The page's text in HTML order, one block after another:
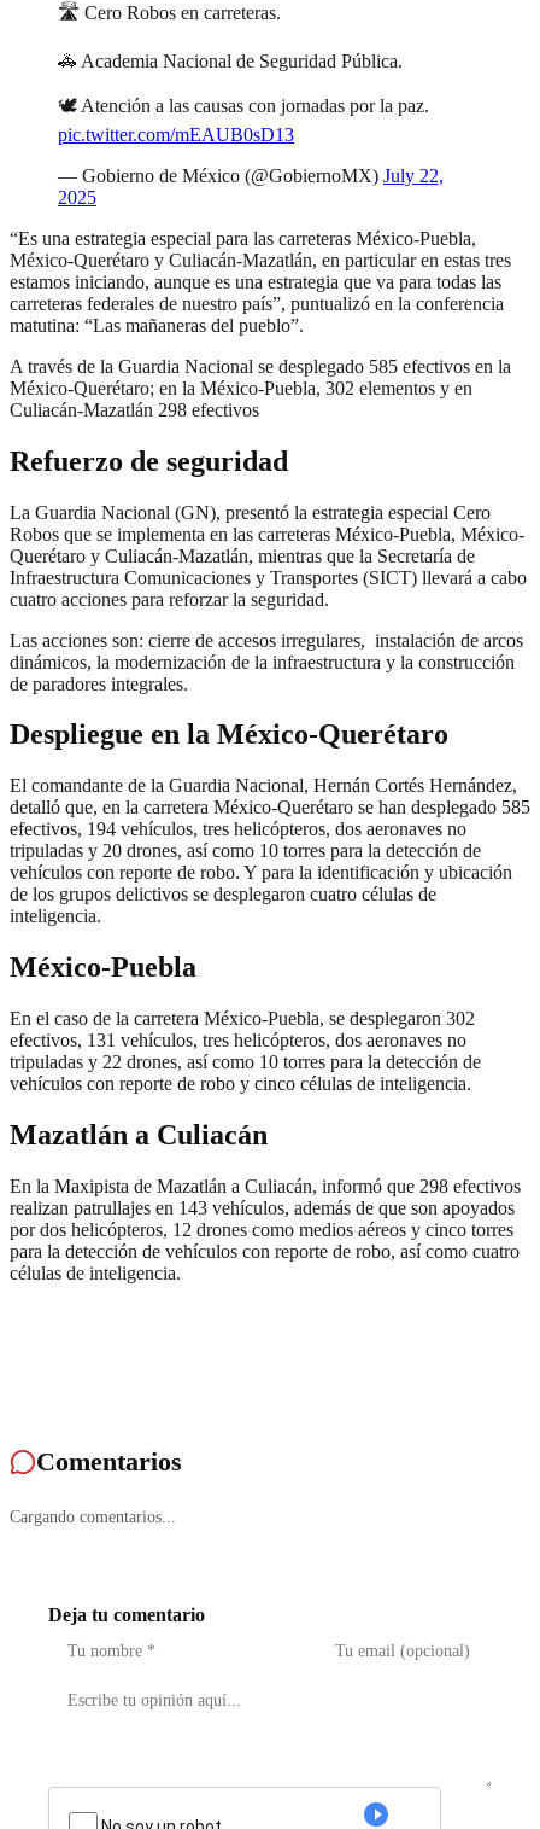
🛣 Cero Robos en carreteras.
🚓 Academia Nacional de Seguridad Pública.
🕊 Atención a las causas con jornadas por la paz.
pic.twitter.com/mEAUB0sD13
— Gobierno de México (@GobiernoMX) July 22,
2025
“Es una estrategia especial para las carreteras México-Puebla,
México-Querétaro y Culiacán-Mazatlán, en particular en estas tres
estamos iniciando, aunque es una estrategia que va para todas las
carreteras federales de nuestro país”, puntualizó en la conferencia
matutina: “Las mañaneras del pueblo”.
A través de la Guardia Nacional se desplegado 585 efectivos en la
México-Querétaro; en la México-Puebla, 302 elementos y en
Culiacán-Mazatlán 298 efectivos
Refuerzo de seguridad
La Guardia Nacional (GN), presentó la estrategia especial Cero
Robos que se implementa en las carreteras México-Puebla, México-
Querétaro y Culiacán-Mazatlán, mientras que la Secretaría de
Infraestructura Comunicaciones y Transportes (SICT) llevará a cabo
cuatro acciones para reforzar la seguridad.
Las acciones son: cierre de accesos irregulares, instalación de arcos
dinámicos, la modernización de la infraestructura y la construcción
de paradores integrales.
Despliegue en la México-Querétaro
El comandante de la Guardia Nacional, Hernán Cortés Hernández,
detalló que, en la carretera México-Querétaro se han desplegado 585
efectivos, 194 vehículos, tres helicópteros, dos aeronaves no
tripuladas y 20 drones, así como 10 torres para la detección de
vehículos con reporte de robo. Y para la identificación y ubicación
de los grupos delictivos se desplegaron cuatro células de
inteligencia.
México-Puebla
En el caso de la carretera México-Puebla, se desplegaron 302
efectivos, 131 vehículos, tres helicópteros, dos aeronaves no
tripuladas y 22 drones, así como 10 torres para la detección de
vehículos con reporte de robo y cinco células de inteligencia.
Mazatlán a Culiacán
En la Maxipista de Mazatlán a Culiacán, informó que 298 efectivos
realizan patrullajes en 143 vehículos, además de que son apoyados
por dos helicópteros, 12 drones como medios aéreos y cinco torres
para la detección de vehículos con reporte de robo, así como cuatro
células de inteligencia.
Comentarios
Cargando comentarios...
Deja tu comentario